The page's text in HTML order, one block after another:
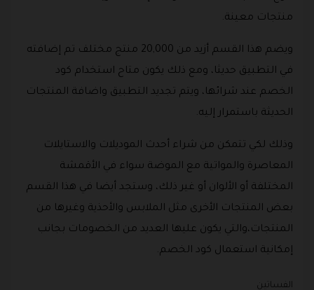
منتجات معينة.
ويضم هذا القسم أزيد من 20,000 منتج مختلف تم إضافته
في التطبيق حديثا، ومع ذلك يكون متاح استخدام كود
الخصم عند شرائها، ويتم تجديد التطبيق واضافة المنتجات
الحديثة باستمرار إليه.
وذلك لكي تتمكن من شراء أحدث الموديلات والاستايلات
المعاصرة والمواتية مع الموضة سواء في الأقمشة
المختلفة أو الألوان أو غير ذلك، وستجد أيضا في هذا القسم
بعض المنتجات الأخرى مثل الملابس والأحذية وغيرها من
المنتجات،والتي يكون عليها العديد من الخصومات بجانب
إمكانية استعمال كود الخصم.
الفساتين